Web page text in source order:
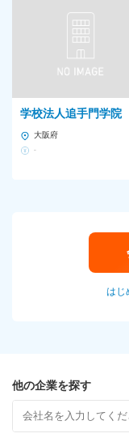
学校法人追手門学院
大阪府
-
はじ
他の企業を探す